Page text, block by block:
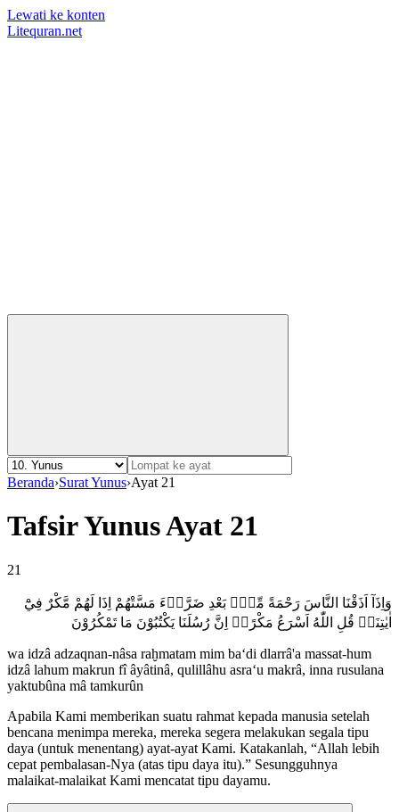
Lewati ke konten
Litequran.net
Beranda›Surat Yunus›Ayat 21
Tafsir Yunus Ayat 21
21
وَاِذَآ اَذَقْنَا النَّاسَ رَحْمَةً مِّنْۢ بَعْدِ ضَرَّاۤءَ مَسَّتْهُمْ اِذَا لَهُمْ مَّكْرٌ فِيْٓ
اٰيٰتِنَاۗ قُلِ اللّٰهُ اَسْرَعُ مَكْرًاۗ اِنَّ رُسُلَنَا يَكْتُبُوْنَ مَا تَمْكُرُوْنَ
wa idzâ adzaqnan-nâsa raḫmatam mim ba‘di dlarrâ'a massat-hum
idzâ lahum makrun fî âyâtinâ, qulillâhu asra‘u makrâ, inna rusulana
yaktubûna mâ tamkurûn
Apabila Kami memberikan suatu rahmat kepada manusia setelah
bencana menimpa mereka, mereka segera melakukan segala tipu
daya (untuk menentang) ayat-ayat Kami. Katakanlah, “Allah lebih
cepat pembalasan-Nya (atas tipu daya itu).” Sesungguhnya
malaikat-malaikat Kami mencatat tipu dayamu.